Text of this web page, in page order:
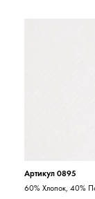
Артикул 0895
60% Хлопок, 40%